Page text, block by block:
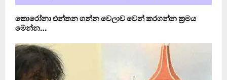
කොරෝනා එන්තන ගන්න වෙලාව වෙන් කරගන්න ක‍්‍රමය
මෙන්න…